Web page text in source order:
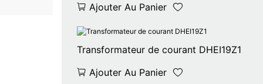
Ajouter Au Panier
Transformateur de courant DHEI19Z1
Ajouter Au Panier